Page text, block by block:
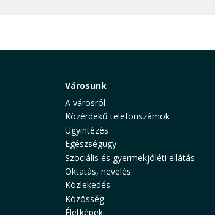
Városunk
A városról
Közérdekű telefonszámok
Ügyintézés
Egészségügy
Szociális és gyermekjóléti ellátás
Oktatás, nevelés
Közlekedés
Közösség
Életképek